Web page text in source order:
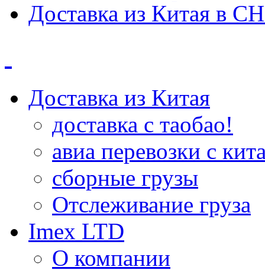
Доставка из Китая в
Доставка из Китая
доставка с таобао!
авиа перевозки с
сборные грузы
Отслеживание груза
Imex LTD
О компании